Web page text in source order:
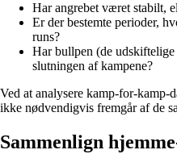
Har angrebet været stabilt,
Er der bestemte perioder,
runs?
Har bullpen (de
slutningen af kampene?
Ved at analysere kamp-for-kamp-
ikke nødvendigvis fremgår af de
Sammenlign